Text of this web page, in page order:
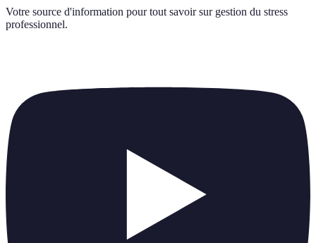
Votre source d'information pour tout savoir sur gestion du stress
professionnel.